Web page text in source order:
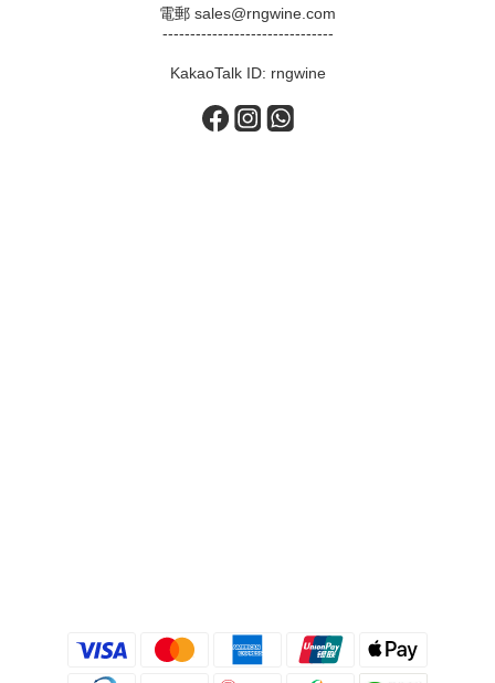
電郵 sales@rngwine.com
-------------------------------
KakaoTalk ID: rngwine